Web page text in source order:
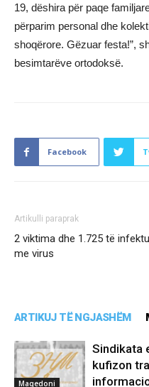
19, dëshira për paqe
përparim personal dhe
shoqërore. Gëzuar festa!”,
besimtarëve ortodoksë.
Facebook
Artikulli paraprak
2 viktima dhe 1.725 të
me virus
ARTIKUJ TË NGJASHËM
Maqedoni
Sindikata
kufizon